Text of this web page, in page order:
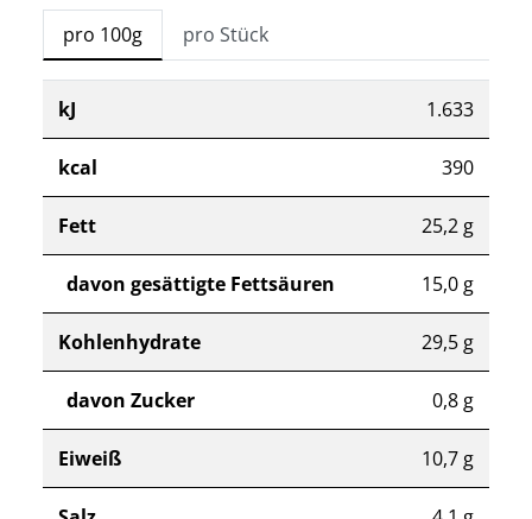
pro 100g pro Stück
kJ 1.633
kcal 390
Fett 25,2 g
davon gesättigte Fettsäuren 15,0 g
Kohlenhydrate 29,5 g
davon Zucker 0,8 g
Eiweiß 10,7 g